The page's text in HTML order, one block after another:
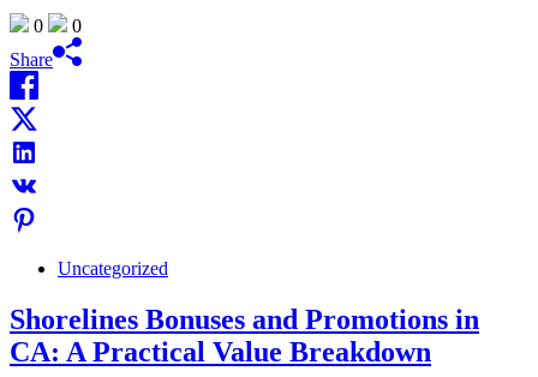
0
0
Share
Uncategorized
Shorelines Bonuses and Promotions in
CA: A Practical Value Breakdown